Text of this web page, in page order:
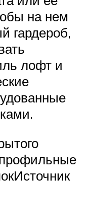
на нем
гардероб,
лофт и
профильные